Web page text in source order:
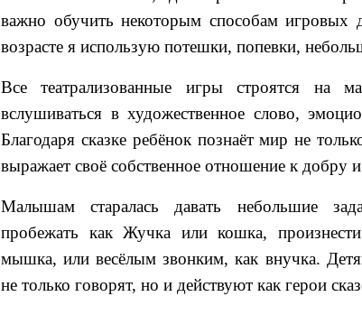
важно обучить некоторым способам игровых
возрасте я использую потешки, попевки,
Все театрализованные игры строятся на
вслушиваться в художественное слово,
Благодаря сказке ребёнок познаёт мир не
выражает своё собственное отношение к добру и
Малышам старалась давать небольшие
пробежать как Жучка или кошка,
мышка, или весёлым звонким, как внучка.
не только говорят, но и действуют как герои